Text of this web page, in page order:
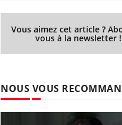
Vous aimez cet article ?
vous à la newsletter !
NOUS VOUS